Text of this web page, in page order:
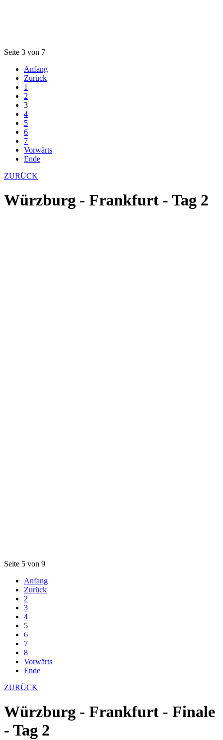
Seite 3 von 7
Anfang
Zurück
1
2
3
4
5
6
7
Vorwärts
Ende
ZURÜCK
Würzburg - Frankfurt - Tag 2
Seite 5 von 9
Anfang
Zurück
2
3
4
5
6
7
8
Vorwärts
Ende
ZURÜCK
Würzburg - Frankfurt - Finale
- Tag 2